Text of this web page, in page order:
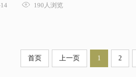
 190人浏览
首页 上一页 1 2